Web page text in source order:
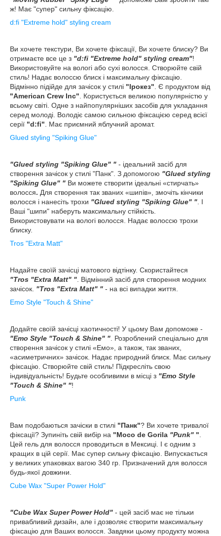
ж! Має "супер" сильну фіксацію.
d:fi "Extreme hold" styling cream
Ви хочете текстури, Ви хочете фіксації, Ви хочете блиску? Ви
отримаєте все це з "d:fi "Extreme hold" styling cream"!
Використовуйте на вологі або сухі волосся. Створюйте свій
стиль! Надає волоссю блиск і максимальну фіксацію.
Відмінно підійде для зачісок у стилі "Ірокез" . Є продуктом від
"American Crew Inc" . Користується великою популярністю у
всьому світі. Одне з найпопулярніших засобів для укладання
серед молоді. Володіє самою сильною фіксацією серед всієї
серії "d:fi" . Має приємний яблучний аромат.
Glued styling "Spiking Glue"
"Glued styling "Spiking Glue" " - ідеальний засіб для
створення зачісок у стилі "Панк". З допомогою "Glued styling
"Spiking Glue" " Ви можете створити ідеальні «стирчать»
волосся. Для створення так званих «шипів», змочіть кінчики
волосся і нанесіть трохи "Glued styling "Spiking Glue" " . І
Ваші "шипи" наберуть максимальну стійкість.
Використовувати на вологі волосся. Надає волоссю трохи
блиску.
Tros "Extra Matt"
Надайте своїй зачісці матового відтінку. Скористайтеся
"Tros "Extra Matt" " . Відмінний засіб для створення модних
зачісок. "Tros "Extra Matt" " - на всі випадки життя.
Emo Style "Touch & Shine"
Додайте своїй зачісці хаотичності! У цьому Вам допоможе -
"Emo Style "Touch & Shine" " . Розроблений спеціально для
створення зачісок у стилі «Емо», а також, так званих,
«асиметричних» зачісок. Надає природний блиск. Має сильну
фіксацію. Створюйте свій стиль! Підкресліть свою
індивідуальність! Будьте особливими в місці з "Emo Style
"Touch & Shine" "!
Punk
Вам подобаються зачіски в стилі "Панк"? Ви хочете тривалої
фіксації? Зупиніть свій вибір на "Moco de Gorila "Punk" "
Цей гель для волосся проводиться в Мексиці. І є одним з
кращих в цій серії. Має супер сильну фіксацію. Випускається
у великих упаковках вагою 340 гр. Призначений для волосся
будь-якої довжини.
Cube Wax "Super Power Hold"
"Cube Wax Super Power Hold" - цей засіб має не тільки
привабливий дизайн, але і дозволяє створити максимальну
фіксацію для Ваших волосся. Завдяки цьому продукту можна